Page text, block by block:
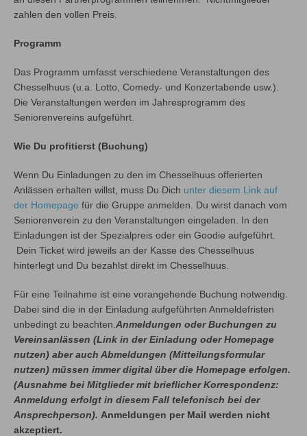
zahlen den vollen Preis.
Programm
Das Programm umfasst verschiedene Veranstaltungen des
Chesselhuus (u.a. Lotto, Comedy- und Konzertabende usw.).
Die Veranstaltungen werden im Jahresprogramm des
Seniorenvereins aufgeführt.
Wie Du profitierst (Buchung)
Wenn Du Einladungen zu den im Chesselhuus offerierten
Anlässen erhalten willst, muss Du Dich unter diesem Link auf
der Homepage für die Gruppe anmelden. Du wirst danach vom
Seniorenverein zu den Veranstaltungen eingeladen. In den
Einladungen ist der Spezialpreis oder ein Goodie aufgeführt.
Dein Ticket wird jeweils an der Kasse des Chesselhuus
hinterlegt und Du bezahlst direkt im Chesselhuus.
Für eine Teilnahme ist eine vorangehende Buchung notwendig.
Dabei sind die in der Einladung aufgeführten Anmeldefristen
unbedingt zu beachten. Anmeldungen oder Buchungen zu
Vereinsanlässen (Link in der Einladung oder Homepage
nutzen) aber auch Abmeldungen (Mitteilungsformular
nutzen) müssen immer digital über die Homepage erfolgen.
(Ausnahme bei Mitglieder mit brieflicher Korrespondenz:
Anmeldung erfolgt in diesem Fall telefonisch bei der
Ansprechperson). Anmeldungen per Mail werden nicht
akzeptiert.